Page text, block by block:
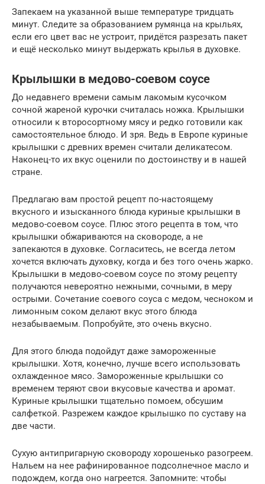
Запекаем на указанной выше температуре тридцать
минут. Следите за образованием румянца на крыльях,
если его цвет вас не устроит, придётся разрезать пакет
и ещё несколько минут выдержать крылья в духовке.
Крылышки в медово-соевом соусе
До недавнего времени самым лакомым кусочком
сочной жареной курочки считалась ножка. Крылышки
относили к второсортному мясу и редко готовили как
самостоятельное блюдо. И зря. Ведь в Европе куриные
крылышки с древних времен считали деликатесом.
Наконец-то их вкус оценили по достоинству и в нашей
стране.
Предлагаю вам простой рецепт по-настоящему
вкусного и изысканного блюда куриные крылышки в
медово-соевом соусе. Плюс этого рецепта в том, что
крылышки обжариваются на сковороде, а не
запекаются в духовке. Согласитесь, не всегда летом
хочется включать духовку, когда и без того очень жарко.
Крылышки в медово-соевом соусе по этому рецепту
получаются невероятно нежными, сочными, в меру
острыми. Сочетание соевого соуса с медом, чесноком и
лимонным соком делают вкус этого блюда
незабываемым. Попробуйте, это очень вкусно.
Для этого блюда подойдут даже замороженные
крылышки. Хотя, конечно, лучше всего использовать
охлажденное мясо. Замороженные крылышки со
временем теряют свои вкусовые качества и аромат.
Куриные крылышки тщательно помоем, обсушим
салфеткой. Разрежем каждое крылышко по суставу на
две части.
Сухую антипригарную сковороду хорошенько разогреем.
Нальем на нее рафинированное подсолнечное масло и
подождем, когда оно нагреется. Запомните: чтобы